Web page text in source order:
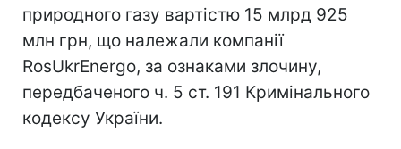
природного газу вартістю 15 млрд 925
млн грн, що належали компанії
RosUkrEnergo, за ознаками злочину,
передбаченого ч. 5 ст. 191 Кримінального
кодексу України.